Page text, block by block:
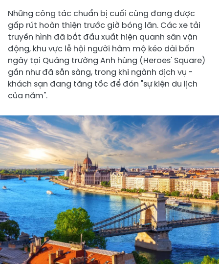
Những công tác chuẩn bị cuối cùng đang được
gấp rút hoàn thiện trước giờ bóng lăn. Các xe tải
truyền hình đã bắt đầu xuất hiện quanh sân vận
động, khu vực lễ hội người hâm mộ kéo dài bốn
ngày tại Quảng trường Anh hùng (Heroes' Square)
gần như đã sẵn sàng, trong khi ngành dịch vụ -
khách sạn đang tăng tốc để đón "sự kiện du lịch
của năm".